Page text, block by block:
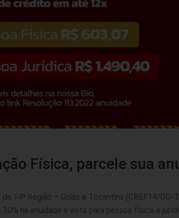
Física, parcele sua
14ª Região – Goiás e Tocantins (CREF14/GO-
na anuidade à vista para pessoa física e